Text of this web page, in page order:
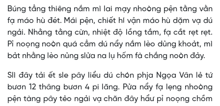
Búng tẳng thiêng nắm mì lai mạy nhoòng pện tằng vằn
fạ máo hù đét. Mái pện, chiết hí vận máo hù dặm vạ dú
ngải. Nhằng tằng cừn, nhiệt độ lồng tắm, fạ cắt rẹt rẹt.
Pỉ noọng noòn quá cẳm dú nẩy nắm lèo dủng khoảt, mì
bảt nhằng lèo nủng slửa na lụ hốm fà chắng noòn đảy.
Slì đây tải ết sle pây liểu dú chón phja Ngọa Vân lẻ tứ
bươn 12 thâng bươn 4 pi lăng. Pửa nẩy fạ lẹng nhoòng
pện tàng pây tẻo ngải vạ chăn đây hẩư pỉ noọng chồm